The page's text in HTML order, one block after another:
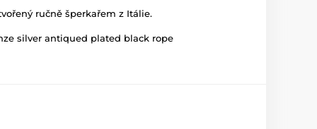
ručně šperkařem z Itálie.
silver antiqued plated black rope